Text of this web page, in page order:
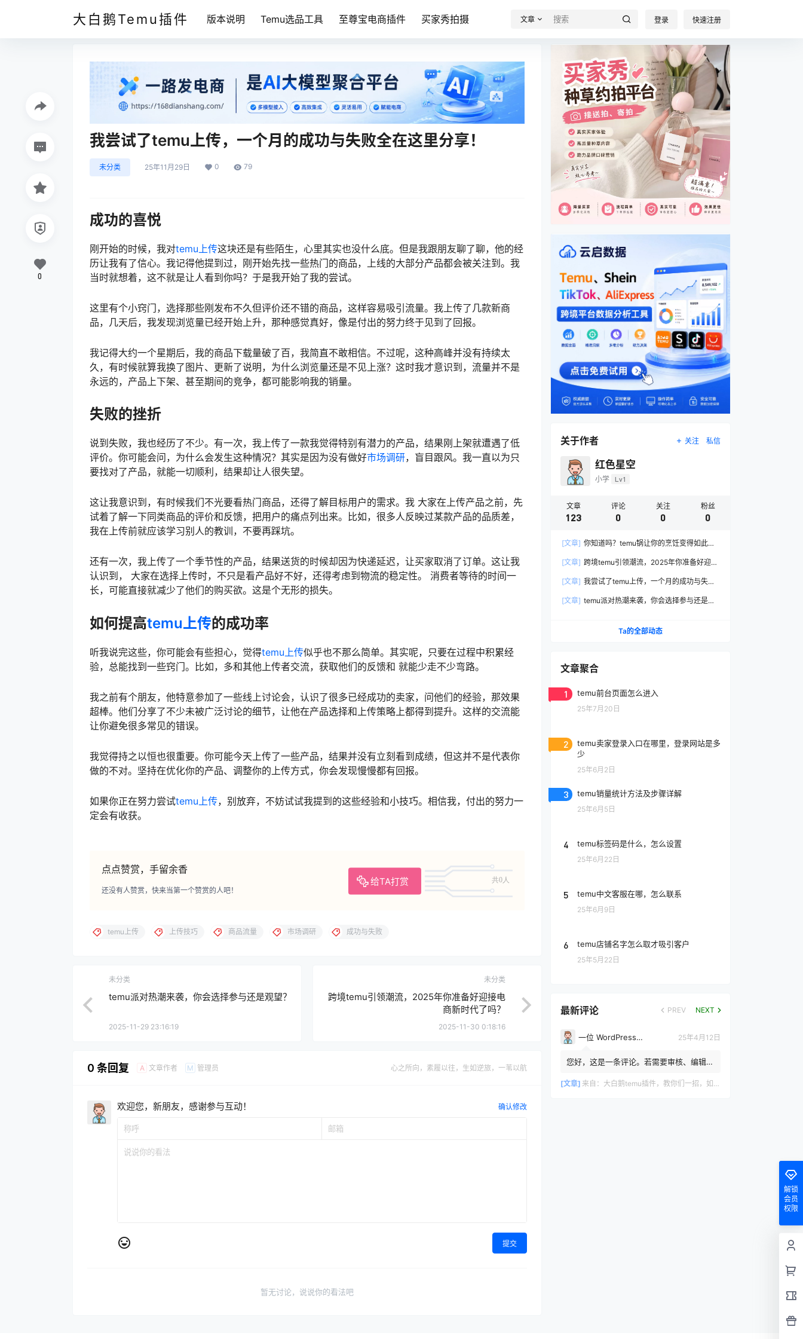
大白鹅Temu插件 版本说明 Temu选品工具 至尊宝电商插件 买家秀拍摄 文章 登录 快速注册
我尝试了temu上传，一个月的成功与失败全在这里分享！
未分类 25年11月29日 0 79
成功的喜悦
刚开始的时候，我对temu上传这块还是有些陌生，心里其实也没什么底。但是我跟朋友聊了聊，他的经
历让我有了信心。我记得他提到过，刚开始先找一些热门的商品，上线的大部分产品都会被关注到。我
当时就想着，这不就是让人看到你吗？于是我开始了我的尝试。
这里有个小窍门，选择那些刚发布不久但评价还不错的商品，这样容易吸引流量。我上传了几款新商
品，几天后，我发现浏览量已经开始上升，那种感觉真好，像是付出的努力终于见到了回报。
我记得大约一个星期后，我的商品下载量破了百，我简直不敢相信。不过呢，这种高峰并没有持续太
久，有时候就算我换了图片、更新了说明，为什么浏览量还是不见上涨？这时我才意识到，流量并不是
永远的，产品上下架、甚至期间的竞争，都可能影响我的销量。
失败的挫折
说到失败，我也经历了不少。有一次，我上传了一款我觉得特别有潜力的产品，结果刚上架就遭遇了低
评价。你可能会问，为什么会发生这种情况？其实是因为没有做好市场调研，盲目跟风。我一直以为只
要找对了产品，就能一切顺利，结果却让人很失望。
这让我意识到，有时候我们不光要看热门商品，还得了解目标用户的需求。我 大家在上传产品之前，先
试着了解一下同类商品的评价和反馈，把用户的痛点列出来。比如，很多人反映过某款产品的品质差，
我在上传前就应该学习别人的教训，不要再踩坑。
还有一次，我上传了一个季节性的产品，结果送货的时候却因为快递延迟，让买家取消了订单。这让我
认识到， 大家在选择上传时，不只是看产品好不好，还得考虑到物流的稳定性。 消费者等待的时间一
长，可能直接就减少了他们的购买欲。这是个无形的损失。
如何提高temu上传的成功率
听我说完这些，你可能会有些担心，觉得temu上传似乎也不那么简单。其实呢，只要在过程中积累经
验，总能找到一些窍门。比如，多和其他上传者交流，获取他们的反馈和 就能少走不少弯路。
我之前有个朋友，他特意参加了一些线上讨论会，认识了很多已经成功的卖家，问他们的经验，那效果
超棒。他们分享了不少未被广泛讨论的细节，让他在产品选择和上传策略上都得到提升。这样的交流能
让你避免很多常见的错误。
我觉得持之以恒也很重要。你可能今天上传了一些产品，结果并没有立刻看到成绩，但这并不是代表你
做的不对。坚持在优化你的产品、调整你的上传方式，你会发现慢慢都有回报。
如果你正在努力尝试temu上传，别放弃，不妨试试我提到的这些经验和小技巧。相信我，付出的努力一
定会有收获。
点点赞赏，手留余香
给TA打赏 共0人
还没有人赞赏，快来当第一个赞赏的人吧！
0
temu上传 上传技巧 商品流量 市场调研 成功与失败
未分类
temu派对热潮来袭，你会选择参与还是观望？
2025-11-29 23:16:19
未分类
跨境temu引领潮流，2025年你准备好迎接电
商新时代了吗？
2025-11-30 0:18:16
0 条回复 A 文章作者 M 管理员 心之所向，素履以往，生如逆旅，一苇以航
欢迎您，新朋友，感谢参与互动！ 确认修改
提交
暂无讨论，说说你的看法吧
关于作者 关注 私信
红色星空
小学 Lv1
文章
123
评论
0
关注
0
粉丝
0
[文章] 你知道吗？temu锅让你的烹饪变得如此简
[文章] 跨境temu引领潮流，2025年你准备好迎接
[文章] 我尝试了temu上传，一个月的成功与失败
[文章] temu派对热潮来袭，你会选择参与还是观
Ta的全部动态
文章聚合
1 temu前台页面怎么进入
25年7月20日
2
temu卖家登录入口在哪里，登录网站是多
少
25年6月2日
3 temu销量统计方法及步骤详解
25年6月5日
4 temu标签码是什么，怎么设置
25年6月22日
5 temu中文客服在哪，怎么联系
25年6月9日
6 temu店铺名字怎么取才吸引客户
25年5月22日
最新评论 PREV NEXT
一位 WordPress 评论者 25年4月12日
您好，这是一条评论。若需要审核、编辑或
者头像来自 Gravatar。
[文章] 来自： 大白鹅temu插件，教你们一招，如何30s里计算temu利润数据
解锁
会员
权限